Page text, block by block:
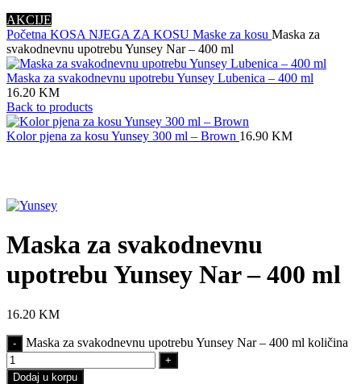
AKCIJE
Početna KOSA NJEGA ZA KOSU Maske za kosu Maska za
svakodnevnu upotrebu Yunsey Nar – 400 ml
Maska za svakodnevnu upotrebu Yunsey Lubenica – 400 ml
16.20 KM
Back to products
Kolor pjena za kosu Yunsey 300 ml – Brown 16.90 KM
Maska za svakodnevnu
upotrebu Yunsey Nar – 400 ml
16.20 KM
Maska za svakodnevnu upotrebu Yunsey Nar – 400 ml količina
Dodaj u korpu